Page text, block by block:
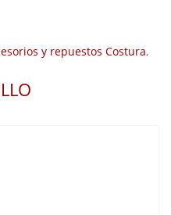
y repuestos Costura,